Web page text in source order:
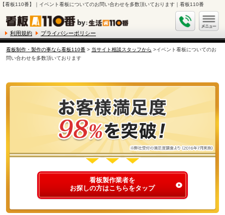
【看板110番】｜イベント看板についてのお問い合わせを多数頂いております｜看板110番
利用規約 プライバシーポリシー
看板制作・製作の事なら看板110番> 当サイト相談スタッフから >イベント看板についてのお
問い合わせを多数頂いております
看板製作業者を
お探しの方はこちらをタップ